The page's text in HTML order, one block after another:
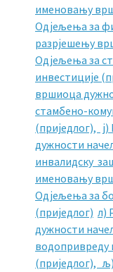
именовању
Одјељења за
разрјешењу
Одјељења за
инвестиције
вршиоца
стамбено-
(приједлог),
дужности
инвалидску
именовању
Одјељења за
(приједлог) л)
дужности
водопривреду
(приједлог),